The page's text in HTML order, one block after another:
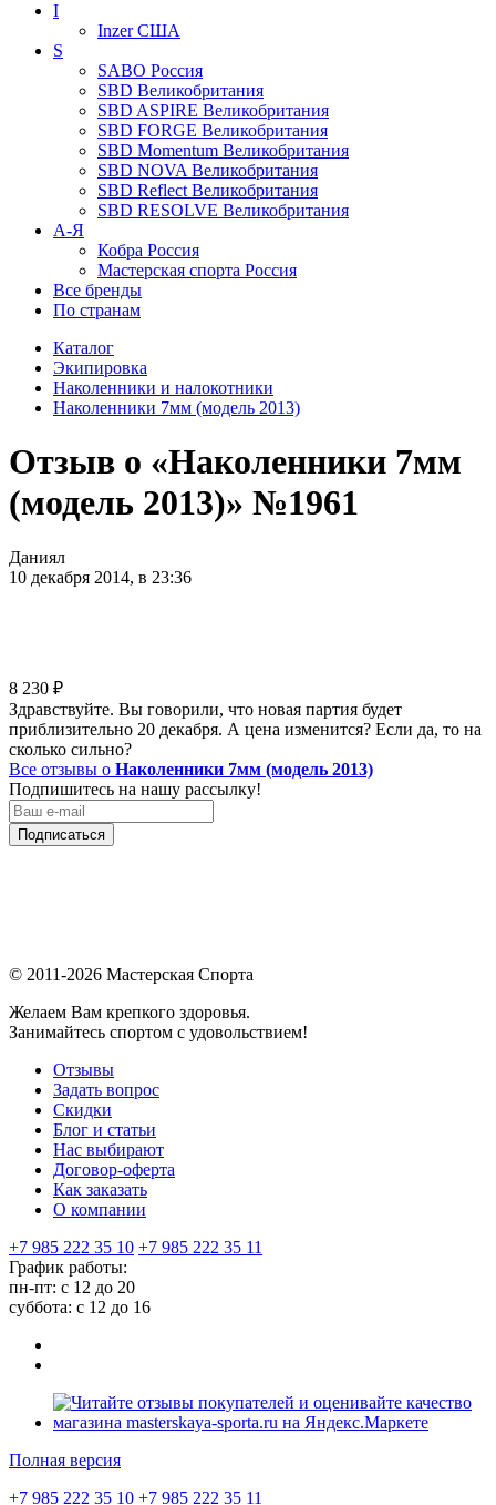
I
InzerСША
S
SABO Россия
SBD Великобритания
SBD ASPIRE Великобритания
SBD FORGE Великобритания
SBD Momentum Великобритания
SBD NOVA Великобритания
SBD Reflect Великобритания
SBD RESOLVE Великобритания
А-Я
Кобра Россия
Мастерская спорта Россия
Все бренды
По странам
Каталог
Экипировка
Наколенники и налокотники
Наколенники 7мм (модель 2013)
Отзыв о «Наколенники 7мм
(модель 2013)» №1961
Даниял
10 декабря 2014, в 23:36
8 230 ₽
Здравствуйте. Вы говорили, что новая партия будет
приблизительно 20 декабря. А цена изменится? Если да, то на
сколько сильно?
Все отзывы о Наколенники 7мм (модель 2013)
Подпишитесь на нашу рассылку!
Подписаться
© 2011-2026 Мастерская Спорта
Желаем Вам крепкого здоровья.
Занимайтесь спортом с удовольствием!
Отзывы
Задать вопрос
Скидки
Блог и статьи
Нас выбирают
Договор-оферта
Как заказать
О компании
+7 985 222 35 10 +7 985 222 35 11
График работы:
пн-пт: с 12 до 20
суббота: c 12 до 16
Полная версия
+7 985 222 35 10 +7 985 222 35 11